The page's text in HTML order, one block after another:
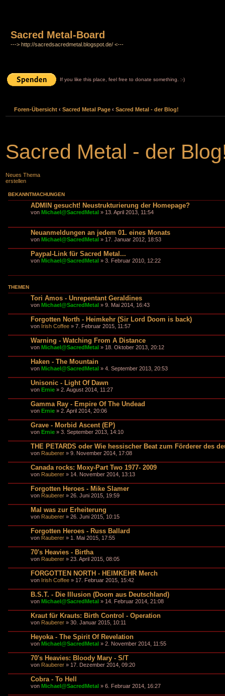
Sacred Metal-Board
---> http://sacredsacredmetal.blogspot.de/ <---
If you like this place, feel free to donate something. :-)
Foren-Übersicht ‹ Sacred Metal Page ‹ Sacred Metal - der Blog!
Sacred Metal - der
Neues Thema
erstellen
BEKANNTMACHUNGEN
ADMIN gesucht! Neustrukturierung der Homepage?
von Michael@SacredMetal » 13. April 2013, 11:54
Neuanmeldungen an jedem 01. eines Monats
von Michael@SacredMetal » 17. Januar 2012, 18:53
Paypal-Link für Sacred Metal...
von Michael@SacredMetal » 3. Februar 2010, 12:22
THEMEN
Tori Amos - Unrepentant Geraldines
von Michael@SacredMetal » 9. Mai 2014, 16:43
Forgotten North - Heimkehr (Sir Lord Doom is back)
von Irish Coffee » 7. Februar 2015, 11:57
Warning - Watching From A Distance
von Michael@SacredMetal » 18. Oktober 2013, 20:12
Haken - The Mountain
von Michael@SacredMetal » 4. September 2013, 20:53
Unisonic - Light Of Dawn
von Ernie » 2. August 2014, 11:27
Gamma Ray - Empire Of The Undead
von Ernie » 2. April 2014, 20:06
Grave - Morbid Ascent (EP)
von Ernie » 3. September 2013, 14:10
THE PETARDS oder Wie hessischer Beat zum Förderer des
von Rauberer » 9. November 2014, 17:08
Canada rocks: Moxy-Part Two 1977- 2009
von Rauberer » 14. November 2014, 13:13
Forgotten Heroes - Mike Slamer
von Rauberer » 26. Juni 2015, 19:59
Mal was zur Erheiterung
von Rauberer » 26. Juni 2015, 10:15
Forgotten Heroes - Russ Ballard
von Rauberer » 1. Mai 2015, 17:55
70's Heavies - Birtha
von Rauberer » 23. April 2015, 08:05
FORGOTTEN NORTH - HEIMKEHR Merch
von Irish Coffee » 17. Februar 2015, 15:42
B.S.T. - Die Illusion (Doom aus Deutschland)
von Michael@SacredMetal » 14. Februar 2014, 21:08
Kraut für Krauts: Birth Control - Operation
von Rauberer » 30. Januar 2015, 10:11
Heyoka - The Spirit Of Revelation
von Michael@SacredMetal » 2. November 2014, 11:55
70's Heavies: Bloody Mary - S/T
von Rauberer » 17. Dezember 2014, 09:20
Cobra - To Hell
von Michael@SacredMetal » 6. Februar 2014, 16:27